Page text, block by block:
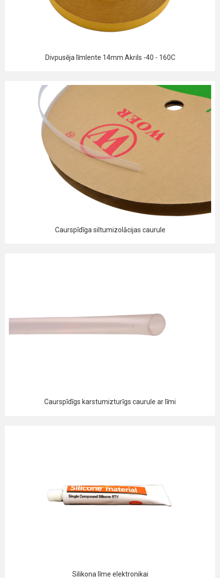
Divpusēja līmlente 14mm Akrils -40 - 160C
Caurspīdīga siltumizolācijas caurule
Caurspīdīgs karstumizturīgs caurule ar līmi
Silikona līme elektronikai